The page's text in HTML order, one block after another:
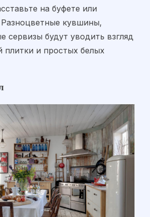
на буфете или
кувшины,
сервизы будут уводить взгляд
плитки и простых белых